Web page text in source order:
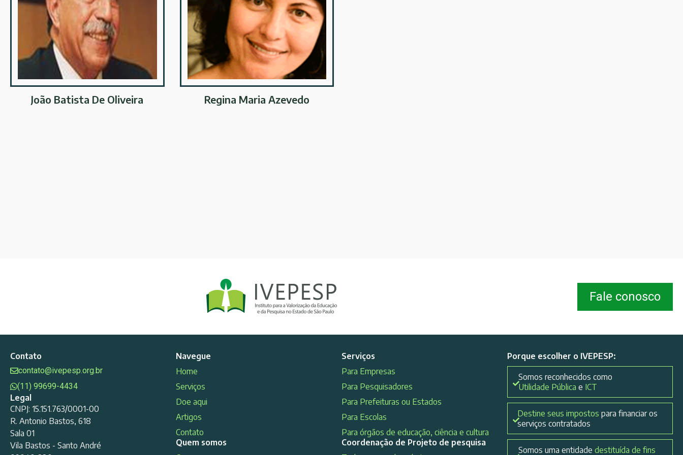
João Batista De Oliveira Regina Maria Azevedo
Fale conosco
Contato
contato@ivepesp.org.br
(11) 99699-4434
Legal
CNPJ: 15.151.763/0001-00
R. Antonio Bastos, 618
Sala 01
Vila Bastos - Santo André
Navegue
Home
Serviços
Doe aqui
Artigos
Contato
Quem somos
Serviços
Para Empresas
Para Pesquisadores
Para Prefeituras ou Estados
Para Escolas
Para órgãos de educação, ciência e cultura
Coordenação de Projeto de pesquisa
Porque escolher o IVEPESP:
Somos reconhecidos como
Utilidade Pública e ICT
Destine seus impostos para financiar os
serviços contratados
Somos uma entidadedestituída de fins